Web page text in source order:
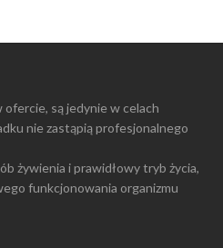
są jedynie w celach
nie zastąpią profesjonalnego
żywienia i prawidłowy tryb życia,
funkcjonowania organizmu